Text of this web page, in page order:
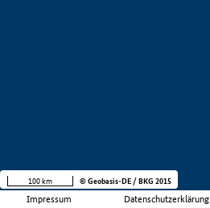
Impressum Datenschutzerklärung
100 km © Geobasis-DE / BKG 2015